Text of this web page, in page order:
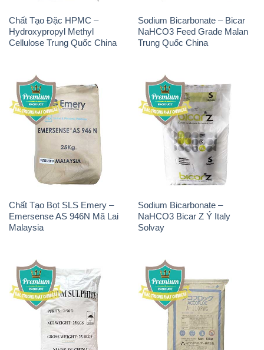
Chất Tạo Đặc HPMC –
Hydroxypropyl Methyl
Cellulose Trung Quốc China
Sodium Bicarbonate – Bicar
NaHCO3 Feed Grade Malan
Trung Quốc China
Chất Tạo Bọt SLS Emery –
Emersense AS 946N Mã Lai
Malaysia
Sodium Bicarbonate –
NaHCO3 Bicar Z Ý Italy
Solvay